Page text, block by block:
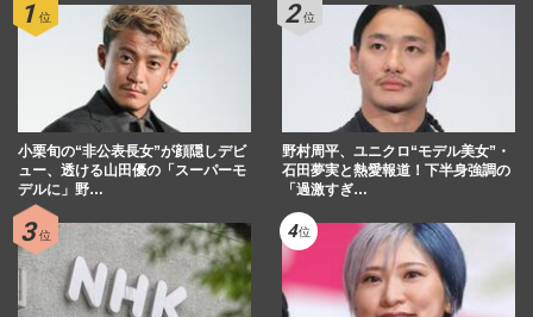
小栗旬の“非公表長女”が顔隠しデビ
ュー、透ける山田優の「スーパーモ
デルに」野…
野村周平、ユニクロ“モデル美女”・
石田夢実と熱愛報道！下半身強調の
「過激すぎ…